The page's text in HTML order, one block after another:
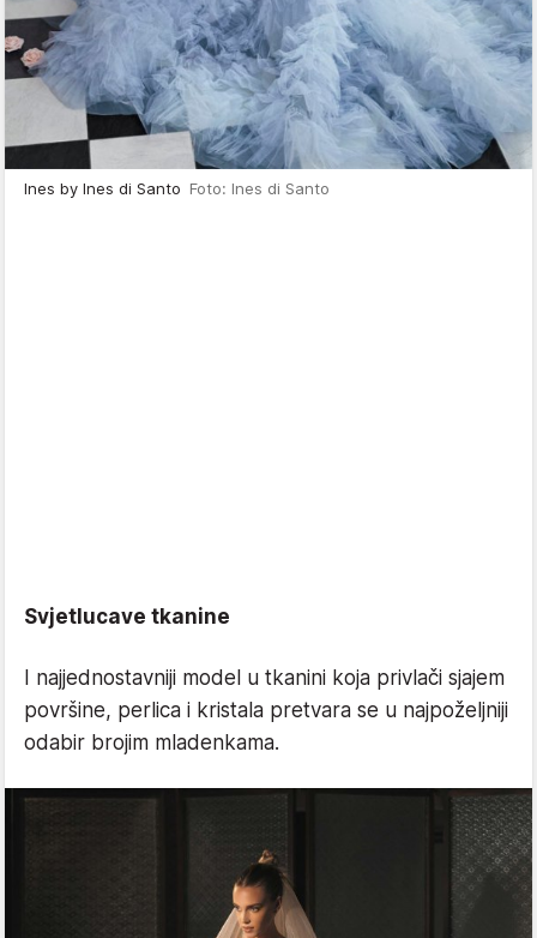
Ines by Ines di Santo Foto: Ines di Santo
Svjetlucave tkanine
I najjednostavniji model u tkanini koja privlači sjajem
površine, perlica i kristala pretvara se u najpoželjniji
odabir brojim mladenkama.